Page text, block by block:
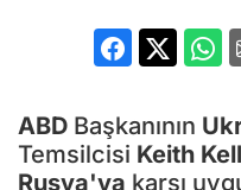
ABD Başkanının
Temsilcisi Keith
Rusya'ya karşı